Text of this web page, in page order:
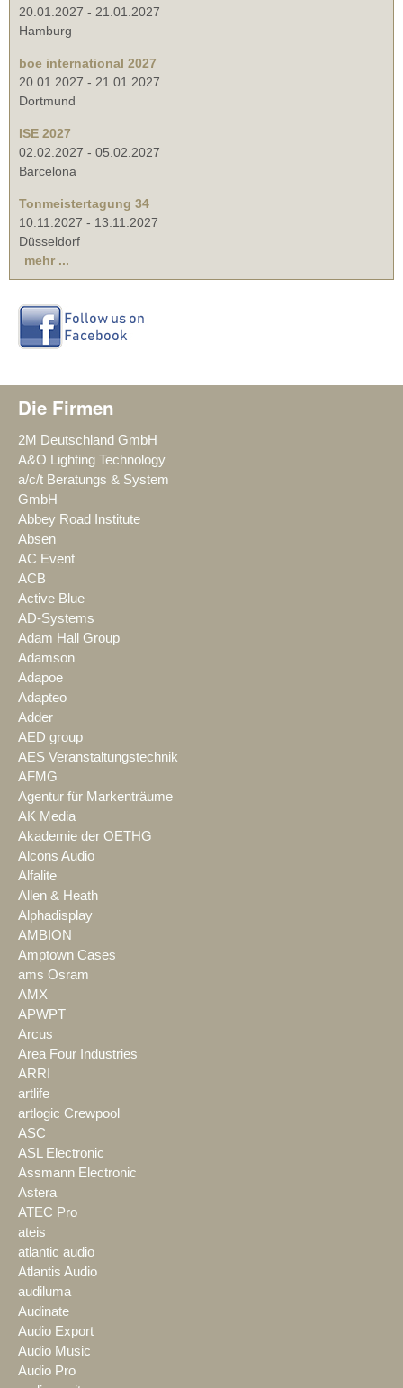
20.01.2027 - 21.01.2027
Hamburg
boe international 2027
20.01.2027 - 21.01.2027
Dortmund
ISE 2027
02.02.2027 - 05.02.2027
Barcelona
Tonmeistertagung 34
10.11.2027 - 13.11.2027
Düsseldorf
mehr ...
Die Firmen
2M Deutschland GmbH
A&O Lighting Technology
a/c/t Beratungs & System
GmbH
Abbey Road Institute
Absen
AC Event
ACB
Active Blue
AD-Systems
Adam Hall Group
Adamson
Adapoe
Adapteo
Adder
AED group
AES Veranstaltungstechnik
AFMG
Agentur für Markenträume
AK Media
Akademie der OETHG
Alcons Audio
Alfalite
Allen & Heath
Alphadisplay
AMBION
Amptown Cases
ams Osram
AMX
APWPT
Arcus
Area Four Industries
ARRI
artlife
artlogic Crewpool
ASC
ASL Electronic
Assmann Electronic
Astera
ATEC Pro
ateis
atlantic audio
Atlantis Audio
audiluma
Audinate
Audio Export
Audio Music
Audio Pro